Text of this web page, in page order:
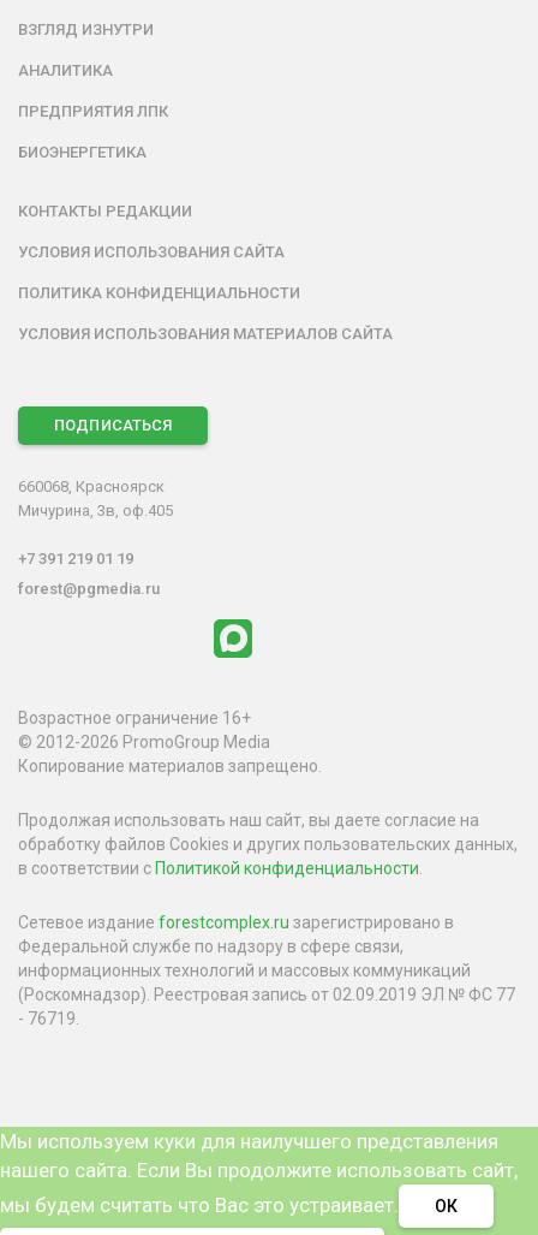
ВЗГЛЯД ИЗНУТРИ
АНАЛИТИКА
ПРЕДПРИЯТИЯ ЛПК
БИОЭНЕРГЕТИКА
КОНТАКТЫ РЕДАКЦИИ
УСЛОВИЯ ИСПОЛЬЗОВАНИЯ САЙТА
ПОЛИТИКА КОНФИДЕНЦИАЛЬНОСТИ
УСЛОВИЯ ИСПОЛЬЗОВАНИЯ МАТЕРИАЛОВ САЙТА
ПОДПИСАТЬСЯ
660068, Красноярск
Мичурина, 3в, оф.405
+7 391 219 01 19
forest@pgmedia.ru
Возрастное ограничение 16+
© 2012-2026 PromoGroup Media
Копирование материалов запрещено.
Продолжая использовать наш сайт, вы даете согласие на
обработку файлов Cookies и других пользовательских данных,
в соответствии с Политикой конфиденциальности.
Сетевое издание forestcomplex.ru зарегистрировано в
Федеральной службе по надзору в сфере связи,
информационных технологий и массовых коммуникаций
(Роскомнадзор). Реестровая запись от 02.09.2019 ЭЛ № ФС 77
- 76719.
Мы используем куки для наилучшего представления
нашего сайта. Если Вы продолжите использовать сайт,
мы будем считать что Вас это устраивает.
ОК